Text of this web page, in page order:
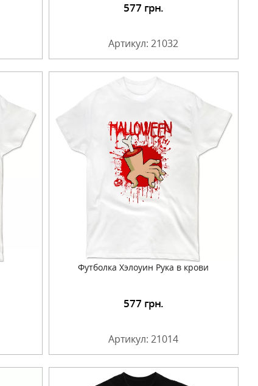
577 грн.
Артикул: 21032
Футболка Хэлоуин Рука в крови
577 грн.
Артикул: 21014